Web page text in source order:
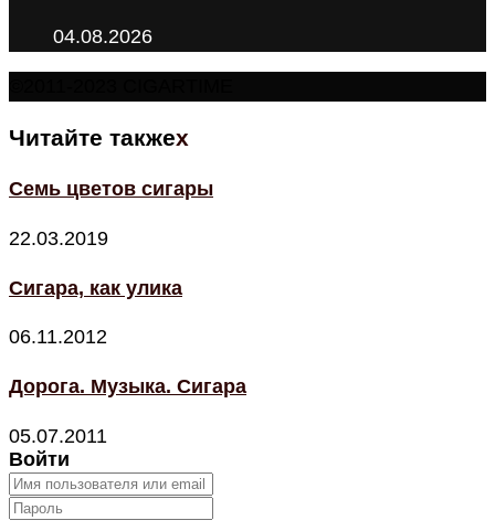
04.08.2026
Читайте такжеx
Семь цветов сигары
22.03.2019
Сигара, как улика
06.11.2012
Дорога. Музыка. Сигара
05.07.2011
Войти